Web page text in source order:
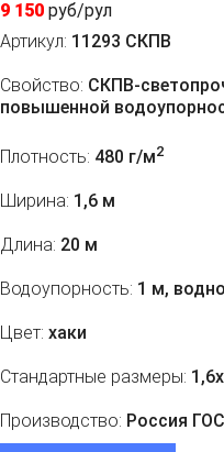
9 150 руб/рул
Артикул: 11293 СКПВ
Свойство: СКПВ-
повышенной
Плотность: 480 г/м2
Ширина: 1,6 м
Длина: 20 м
Водоупорность: 1 м,
Цвет: хаки
Стандартные размеры:
Производство: Россия